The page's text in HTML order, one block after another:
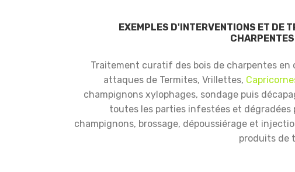
EXEMPLES D'INTERVENTIONS ET DE
Traitement curatif des bois de charpentes en
attaques de Termites, Vrillettes,
champignons xylophages, sondage puis
toutes les parties infestées et dégradées
champignons, brossage, dépoussiérage et
produits de